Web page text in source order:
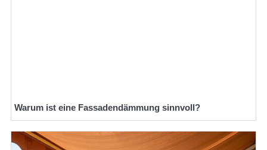
Warum ist eine Fassadendämmung sinnvoll?